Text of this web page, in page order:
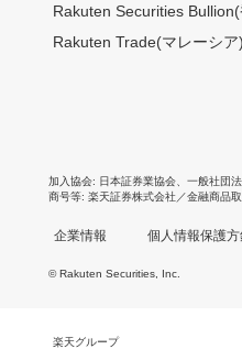
Rakuten Securities
Rakuten Trade(マレーシア)
加入協会 日本証券業協会 一般社団
商号等 楽天証券株式会社／金融商品
企業情報 個人情報保護
© Rakuten Securities, Inc.
楽天グループ